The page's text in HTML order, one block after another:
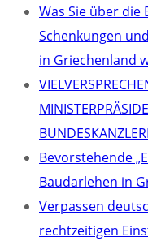
Was Sie über die
Schenkungen
in Griechenland
Bevorstehende
Baudarlehen in
Verpassen
rechtzeitigen